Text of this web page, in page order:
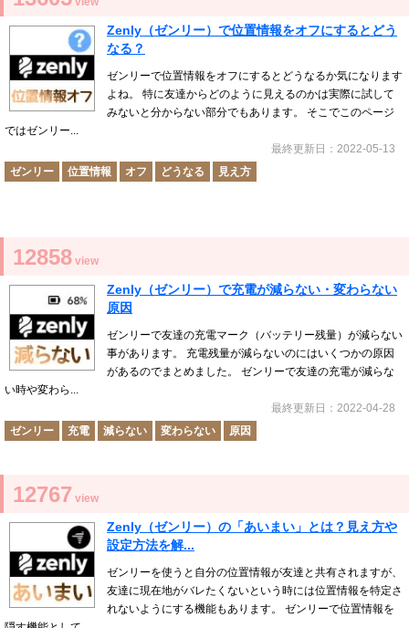
Zenly（ゼンリー）で位置情報をオフにするとどう
なる？
ゼンリーで位置情報をオフにするとどうなるか気になります
よね。 特に友達からどのように見えるのかは実際に試して
みないと分からない部分でもあります。 そこでこのページ
ではゼンリー...
最終更新日：2022-05-13
ゼンリー
位置情報 オフ どうなる 見え方
12858 view
Zenly（ゼンリー）で充電が減らない・変わらない
原因
ゼンリーで友達の充電マーク（バッテリー残量）が減らない
事があります。 充電残量が減らないのにはいくつかの原因
があるのでまとめました。 ゼンリーで友達の充電が減らな
い時や変わら...
最終更新日：2022-04-28
ゼンリー
充電 減らない 変わらない 原因
12767 view
Zenly（ゼンリー）の「あいまい」とは？見え方や
設定方法を解...
ゼンリーを使うと自分の位置情報が友達と共有されますが、
友達に現在地がバレたくないという時には位置情報を特定さ
れないようにする機能もあります。 ゼンリーで位置情報を